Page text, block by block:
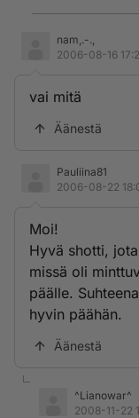
nam,.-.,
2006-08-16
vai mitä
Äänestä
Pauliina81
2006-08-22
Moi!
Hyvä shotti,
missä oli
päälle.
hyvin päähän.
Äänestä
^Lianowar^
2008-11-22